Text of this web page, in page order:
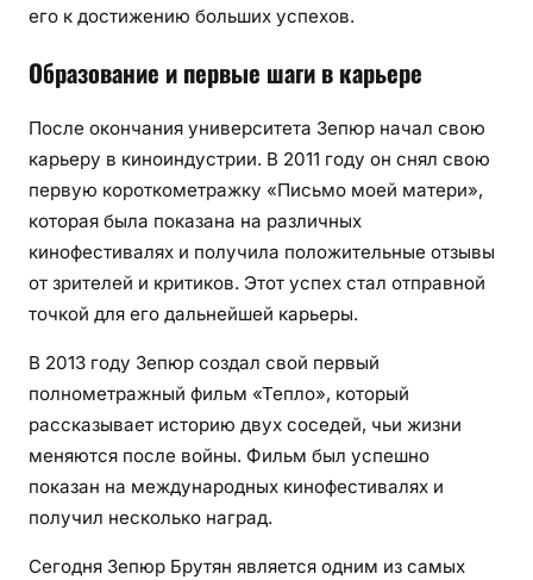
его к достижению больших успехов.
Образование и первые шаги в карьере
После окончания университета Зепюр начал свою
карьеру в киноиндустрии. В 2011 году он снял свою
первую короткометражку «Письмо моей матери»,
которая была показана на различных
кинофестивалях и получила положительные отзывы
от зрителей и критиков. Этот успех стал отправной
точкой для его дальнейшей карьеры.
В 2013 году Зепюр создал свой первый
полнометражный фильм «Тепло», который
рассказывает историю двух соседей, чьи жизни
меняются после войны. Фильм был успешно
показан на международных кинофестивалях и
получил несколько наград.
Сегодня Зепюр Брутян является одним из самых